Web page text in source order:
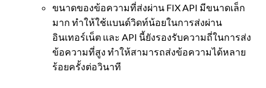
ขนาดของข้อความที่ส่งผ่าน FIX API มีขนาดเล็ก
มาก ทำให้ใช้แบนด์วิดท์น้อยในการส่งผ่าน
อินเทอร์เน็ต และ API นี้ยังรองรับความถี่ในการส่ง
ข้อความที่สูง ทำให้สามารถส่งข้อความได้หลาย
ร้อยครั้งต่อวินาที